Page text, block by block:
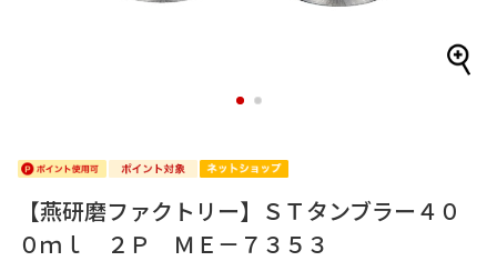
1 2
【燕研磨ファクトリー】ＳＴタンブラー４０
０ｍｌ ２Ｐ ＭＥ－７３５３